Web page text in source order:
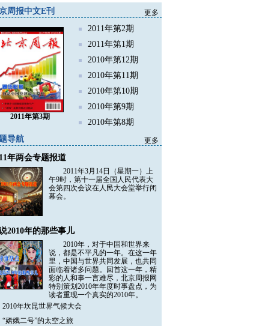
周报中文E刊 更多
2011年第3期
2011年第2期
2011年第1期
2010年第12期
2010年第11期
2010年第10期
2010年第9期
2010年第8期
导航
更多
年两会专题报道
2011年3月14日（星期一）上
午9时，第十一届全国人民代表大
会第四次会议在人民大会堂举行闭
幕会。
2010年的那些事儿
2010年，对于中国和世界来
说，都是不平凡的一年。在这一年
里，中国与世界共同发展，也共同
面临着诸多问题。回首这一年，精
彩的人和事一言难尽，北京周报网
特别策划2010年年度时事盘点，为
读者重现一个真实的2010年。
2010年坎昆世界气候大会
“嫦娥二号”的太空之旅